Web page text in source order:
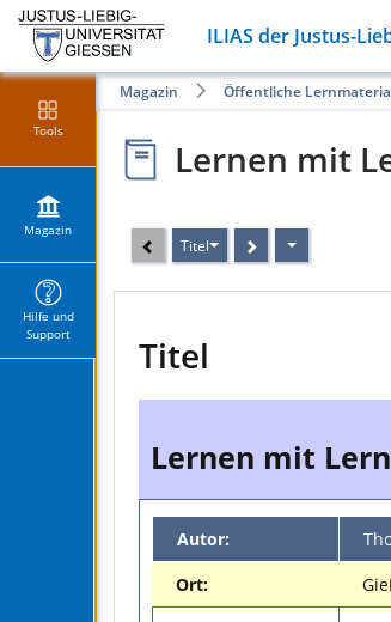
ILIAS der Justus-
Tools
Magazin
Hilfe und
Support
Magazin Öffentliche
Lernen mit
Titel
Titel
Lernen mit
Autor:
Ort: